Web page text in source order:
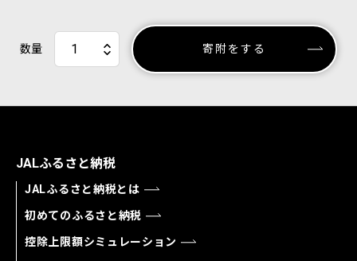
数量 寄附をする
JALふるさと納税
JALふるさと納税とは
初めてのふるさと納税
控除上限額シミュレーション